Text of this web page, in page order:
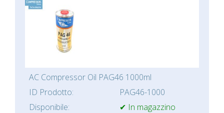
AC Compressor Oil PAG46 1000ml
ID Prodotto:
PAG46-1000
Disponibile:
✔ In magazzino